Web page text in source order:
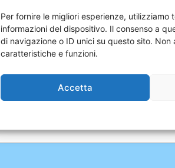
Per fornire le migliori esperienze,
informazioni del dispositivo. Il consenso a
di navigazione o ID unici su questo sito.
caratteristiche e funzioni.
Accetta
Conferma email